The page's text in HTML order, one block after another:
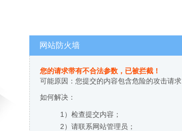
网站防火墙
您的请求带有不合法参数，已被拦截！
可能原因：您提交的内容包含危险的攻击请求
如何解决：
1）检查提交内容；
2）请联系网站管理员；